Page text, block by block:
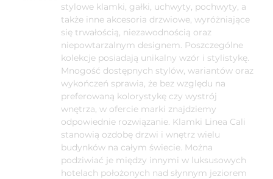
stylowe klamki, gałki, uchwyty, pochwyty, a
także inne akcesoria drzwiowe, wyróżniające
się trwałością, niezawodnością oraz
niepowtarzalnym designem. Poszczególne
kolekcje posiadają unikalny wzór i stylistykę.
Mnogość dostępnych stylów, wariantów oraz
wykończeń sprawia, że bez względu na
preferowaną kolorystykę czy wystrój
wnętrza, w ofercie marki znajdziemy
odpowiednie rozwiązanie. Klamki Linea Cali
stanowią ozdobę drzwi i wnętrz wielu
budynków na całym świecie. Można
podziwiać je między innymi w luksusowych
hotelach położonych nad słynnym jeziorem